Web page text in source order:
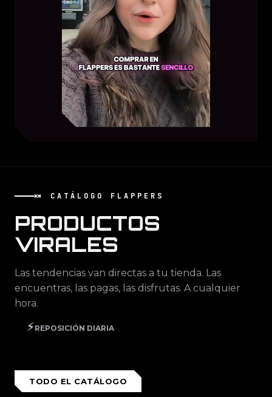
🍬 CATÁLOGO FLAPPERS
PRODUCTOS
VIRALES
Las tendencias van directas a tu tienda. Las
encuentras, las pagas, las disfrutas. A cualquier
hora.
⚡REPOSICIÓN DIARIA
TODO EL CATÁLOGO